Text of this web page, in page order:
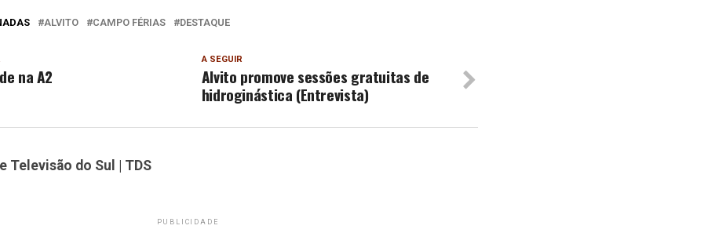
ALVITO CAMPO FÉRIAS DESTAQUE
A SEGUIR
Alvito promove sessões gratuitas de
hidroginástica (Entrevista)
na A2
Televisão do Sul | TDS
PUBLICIDADE